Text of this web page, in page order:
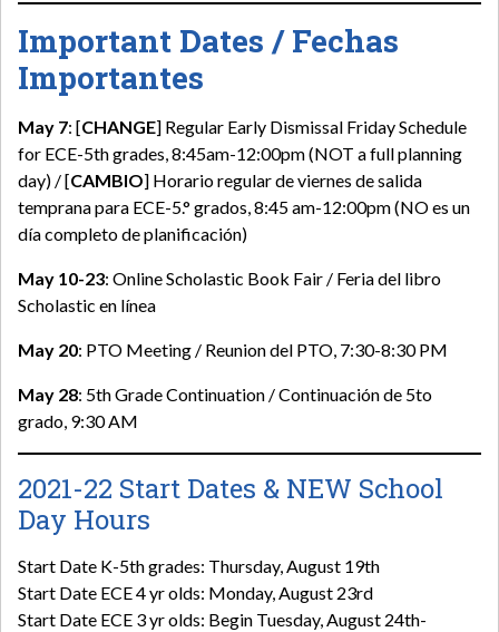
Important Dates / Fechas
Importantes
May 7: [CHANGE] Regular Early Dismissal Friday Schedule
for ECE-5th grades, 8:45am-12:00pm (NOT a full planning
day) / [CAMBIO] Horario regular de viernes de salida
temprana para ECE-5.° grados, 8:45 am-12:00pm (NO es un
día completo de planificación)
May 10-23: Online Scholastic Book Fair / Feria del libro
Scholastic en línea
May 20: PTO Meeting / Reunion del PTO, 7:30-8:30 PM
May 28: 5th Grade Continuation / Continuación de 5to
grado, 9:30 AM
2021-22 Start Dates & NEW School
Day Hours
Start Date K-5th grades: Thursday, August 19th
Start Date ECE 4 yr olds: Monday, August 23rd
Start Date ECE 3 yr olds: Begin Tuesday, August 24th-